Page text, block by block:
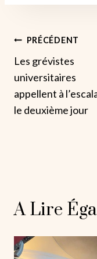
Navigation
De
L’article
PRÉCÉDENT
Les grévistes
universitaires
appellent à
le deuxième jour
A Lire